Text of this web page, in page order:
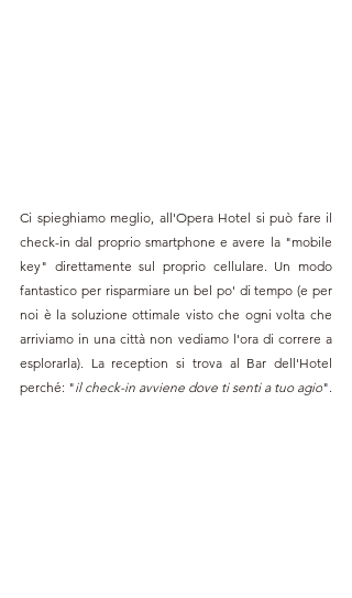
Ci spieghiamo meglio, all'Opera Hotel si può fare il
check-in dal proprio smartphone e avere la "mobile
key" direttamente sul proprio cellulare. Un modo
fantastico per risparmiare un bel po' di tempo (e per
noi è la soluzione ottimale visto che ogni volta che
arriviamo in una città non vediamo l'ora di correre a
esplorarla). La reception si trova al Bar dell'Hotel
perché: "il check-in avviene dove ti senti a tuo agio".